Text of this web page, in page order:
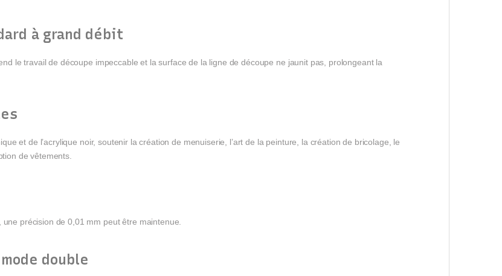
à grand débit
le travail de découpe impeccable et la surface de la ligne de découpe ne jaunit pas, prolongeant la
et de l’acrylique noir, soutenir la création de menuiserie, l’art de la peinture, la création de bricolage, le
de vêtements.
précision de 0,01 mm peut être maintenue.
double